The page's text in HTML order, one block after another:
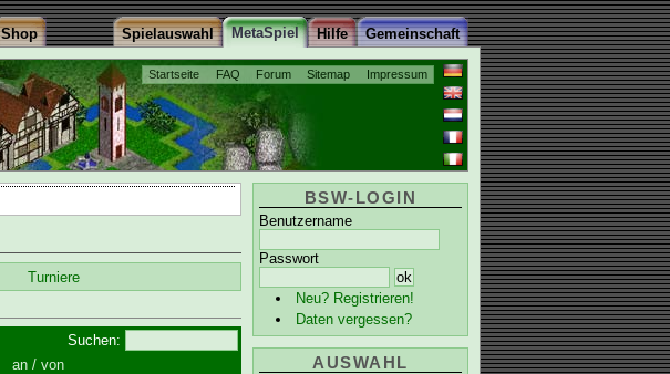
Startseite FAQ Forum Sitemap Impressum
Gemeinschaft
Hilfe
MetaSpiel
Spielauswahl
Shop
BSW-LOGIN
Benutzername
Passwort
Neu? Registrieren!
Daten vergessen?
AUSWAHL
Turniere
Suchen:
an / von